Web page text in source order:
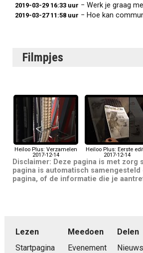
2019-03-29 16:33 uur − Werk je graag met
2019-03-27 11:58 uur − Hoe kan
Filmpjes
Heiloo Plus: Verzamelen
2017-12-14
Heiloo Plus: Eerste
2017-12-14
Disclaimer: Deze pagina is met
pagina is automatisch
pagina, of de informatie die je
Lezen
Startpagina
Meedoen
Evenement
Delen